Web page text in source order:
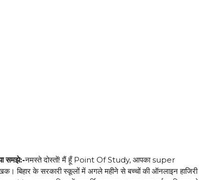
समझे:-नमस्ते दोस्तों! मैं हूँ Point Of Study, आपका super
के सरकारी स्कूलों में अगले महीने से बच्चों की ऑनलाइन हाजिरी